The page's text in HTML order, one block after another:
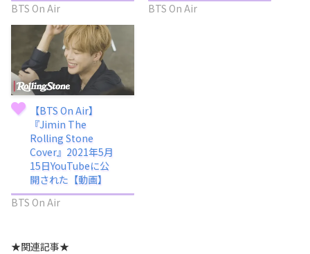
BTS On Air
BTS On Air
【BTS On Air】
『Jimin The
Rolling Stone
Cover』2021年5月
15日YouTubeに公
開された【動画】
BTS On Air
★関連記事★